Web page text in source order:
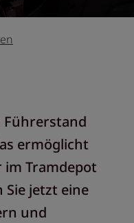
Führerstand
ermöglicht
Tramdepot
Sie jetzt eine
und